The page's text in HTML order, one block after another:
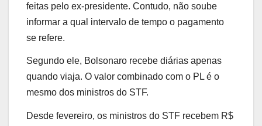
feitas pelo ex-presidente. Contudo, não soube
informar a qual intervalo de tempo o pagamento
se refere.
Segundo ele, Bolsonaro recebe diárias apenas
quando viaja. O valor combinado com o PL é o
mesmo dos ministros do STF.
Desde fevereiro, os ministros do STF recebem R$